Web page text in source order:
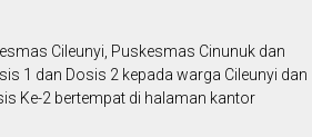
Cileunyi, Puskesmas Cinunuk dan
1 dan Dosis 2 kepada warga Cileunyi dan
Ke-2 bertempat di halaman kantor